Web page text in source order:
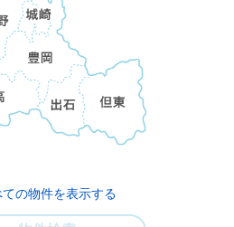
の物件を表示する